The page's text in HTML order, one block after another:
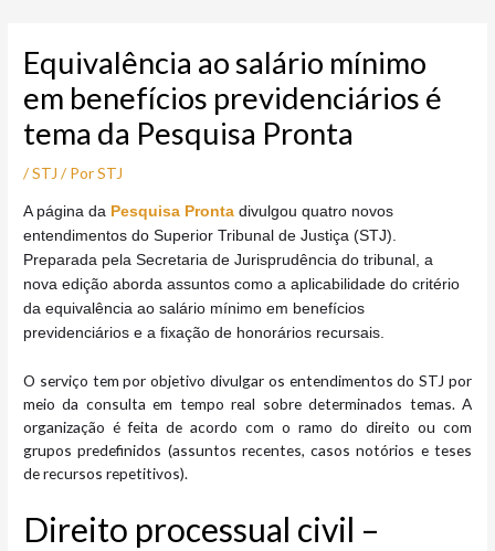
conteúdo
Equivalência ao salário mínimo
em benefícios previdenciários é
tema da Pesquisa Pronta
/STJ / PorSTJ
Apágina da Pesquisa Pronta divulgou quatro novos
entendimentos do Superior Tribunal de Justiça (STJ).
Preparada pela Secretaria de Jurisprudência do tribunal, a
nova edição aborda assuntos como a aplicabilidade do critério
da equivalência ao salário mínimo em benefícios
previdenciários e a fixação de honorários recursais.
O serviço tem por objetivo divulgar os entendimentos do STJ por
meio da consulta em tempo real sobre determinados temas. A
organização é feita de acordo com o ramo do direito ou com
grupos predefinidos (assuntos recentes, casos notórios e teses
de recursos repetitivos).
Direito processual civil –